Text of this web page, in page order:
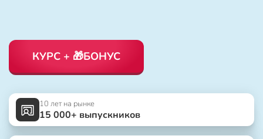
КУРС + 🎁БОНУС
10 лет на рынке
15 000+ выпускников